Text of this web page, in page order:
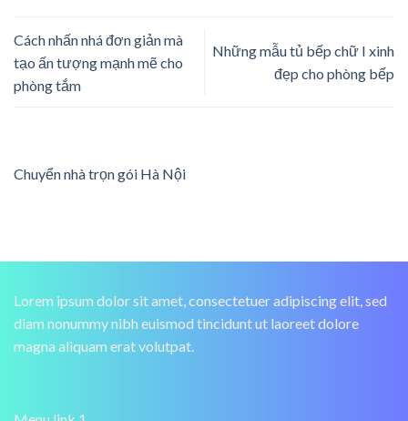
Cách nhấn nhá đơn giản mà
tạo ấn tượng mạnh mẽ cho
phòng tắm
Những mẫu tủ bếp chữ I xinh
đẹp cho phòng bếp
Chuyển nhà trọn gói Hà Nội
Lorem ipsum dolor sit amet, consectetuer adipiscing elit, sed
diam nonummy nibh euismod tincidunt ut laoreet dolore
magna aliquam erat volutpat.